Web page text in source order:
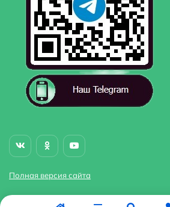
Полная версия сайта